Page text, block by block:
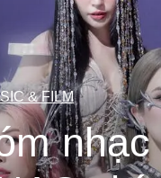
& FILM
nhạc